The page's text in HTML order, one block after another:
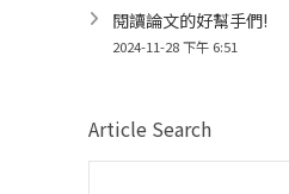
閱讀論文的好幫手們!
2024-11-28 下午 6:51
Article Search